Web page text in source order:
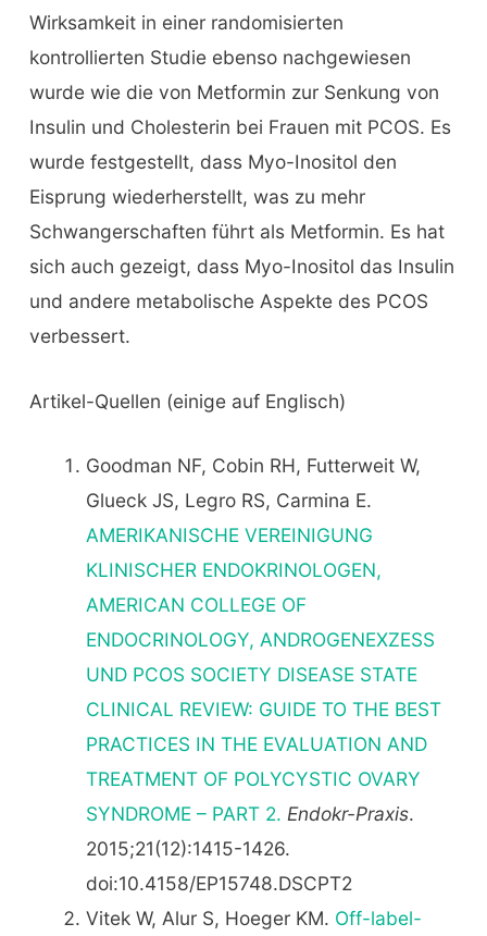
Wirksamkeit in einer randomisierten
kontrollierten Studie ebenso nachgewiesen
wurde wie die von Metformin zur Senkung von
Insulin und Cholesterin bei Frauen mit PCOS. Es
wurde festgestellt, dass Myo-Inositol den
Eisprung wiederherstellt, was zu mehr
Schwangerschaften führt als Metformin. Es hat
sich auch gezeigt, dass Myo-Inositol das Insulin
und andere metabolische Aspekte des PCOS
verbessert.
Artikel-Quellen (einige auf Englisch)
Goodman NF, Cobin RH, Futterweit W,
Glueck JS, Legro RS, Carmina E.
AMERIKANISCHE VEREINIGUNG
KLINISCHER ENDOKRINOLOGEN,
AMERICAN COLLEGE OF
ENDOCRINOLOGY, ANDROGENEXZESS
UND PCOS SOCIETY DISEASE STATE
CLINICAL REVIEW: GUIDE TO THE BEST
PRACTICES IN THE EVALUATION AND
TREATMENT OF POLYCYSTIC OVARY
SYNDROME – PART 2. Endokr-Praxis.
2015;21(12):1415-1426.
doi:10.4158/EP15748.DSCPT2
Vitek W, Alur S, Hoeger KM. Off-label-